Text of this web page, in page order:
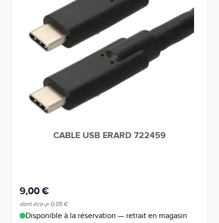
CABLE USB ERARD 722459
9,00 €
dont éco-p 0,05 €
Disponible à la réservation — retrait en magasin